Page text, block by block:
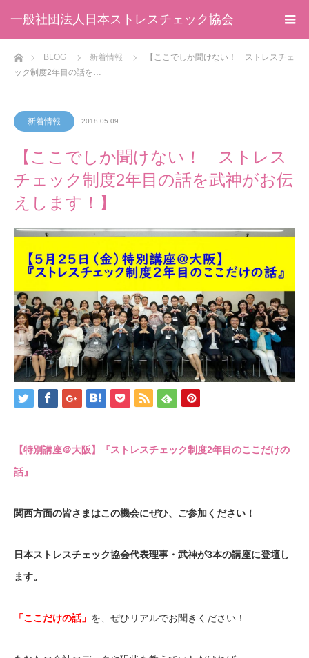
一般社団法人日本ストレスチェック協会
ホームBLOG 新着情報
【ここでしか聞けない！ ストレスチェ
ック制度2年目の話を…
新着情報 2018.05.09
【ここでしか聞けない！ ストレス
チェック制度2年目の話を武神がお伝
えします！】
【特別講座＠大阪】『ストレスチェック制度2年目のここだけの
話』
関西方面の皆さまはこの機会にぜひ、ご参加ください！
日本ストレスチェック協会代表理事・武神が3本の講座に登壇し
ます。
「ここだけの話」 を、ぜひリアルでお聞きください！